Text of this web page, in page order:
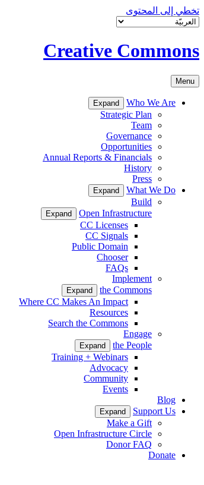
تخطي إلى المحتوى
Creative Commons
Menu
Who We Are
Expand
Strategic Plan
Team
Governance
Opportunities
Annual Reports & Financials
History
Press
What We Do
Expand
Build
Open Infrastructure
Expand
CC Licenses
CC Signals
Public Domain
Chooser
FAQs
Implement
the Commons
Expand
Where CC Makes An Impact
Resources
Search the Commons
Engage
the People
Expand
Training + Webinars
Advocacy
Community
Events
Blog
Support Us
Expand
Make a Gift
Open Infrastructure Circle
Donor FAQ
Donate